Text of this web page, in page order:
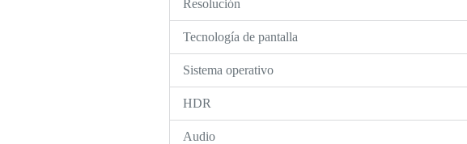
Resolución
Tecnología de pantalla
Sistema operativo
HDR
Audio